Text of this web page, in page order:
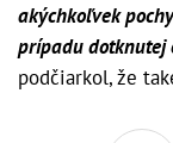
akýchkoľvek
prípadu dotknutej
podčiarkol, že